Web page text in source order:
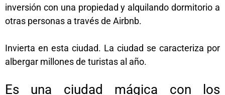
inversión con una propiedad y alquilando dormitorio a
otras personas a través de Airbnb.
Invierta en esta ciudad. La ciudad se caracteriza por
albergar millones de turistas al año.
Es una ciudad mágica con los